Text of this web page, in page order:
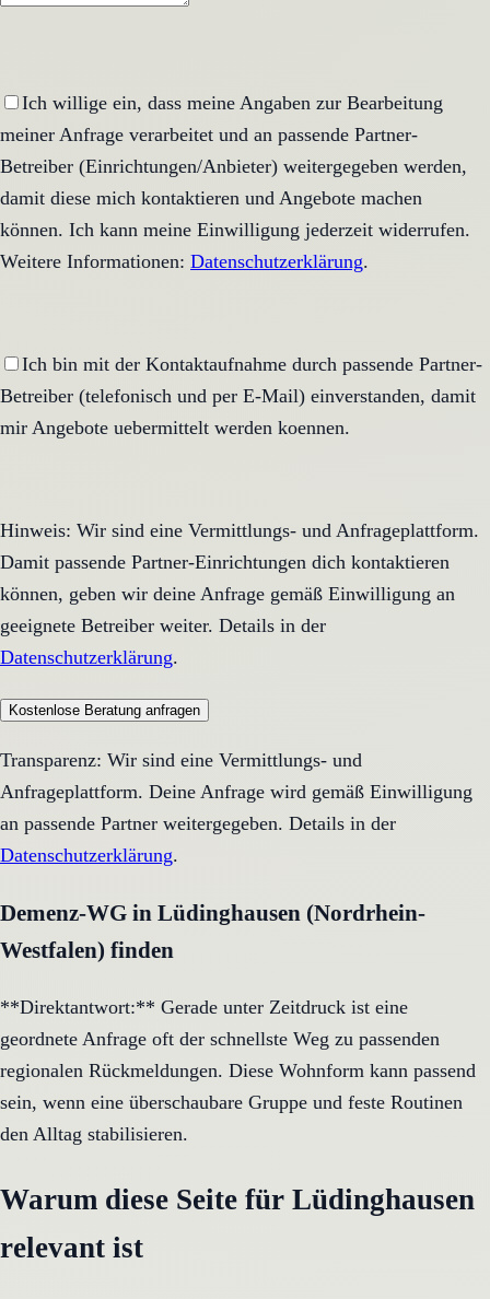
Ich willige ein, dass meine Angaben zur Bearbeitung
meiner Anfrage verarbeitet und an passende Partner-
Betreiber (Einrichtungen/Anbieter) weitergegeben werden,
damit diese mich kontaktieren und Angebote machen
können. Ich kann meine Einwilligung jederzeit widerrufen.
Weitere Informationen: Datenschutzerklärung.
Ich bin mit der Kontaktaufnahme durch passende Partner-
Betreiber (telefonisch und per E-Mail) einverstanden, damit
mir Angebote uebermittelt werden koennen.
Hinweis: Wir sind eine Vermittlungs- und Anfrageplattform.
Damit passende Partner-Einrichtungen dich kontaktieren
können, geben wir deine Anfrage gemäß Einwilligung an
geeignete Betreiber weiter. Details in der
Datenschutzerklärung.
Kostenlose Beratung anfragen
Transparenz: Wir sind eine Vermittlungs- und
Anfrageplattform. Deine Anfrage wird gemäß Einwilligung
an passende Partner weitergegeben. Details in der
Datenschutzerklärung.
Demenz-WG in Lüdinghausen (Nordrhein-
Westfalen) finden
**Direktantwort:** Gerade unter Zeitdruck ist eine
geordnete Anfrage oft der schnellste Weg zu passenden
regionalen Rückmeldungen. Diese Wohnform kann passend
sein, wenn eine überschaubare Gruppe und feste Routinen
den Alltag stabilisieren.
Warum diese Seite für Lüdinghausen
relevant ist